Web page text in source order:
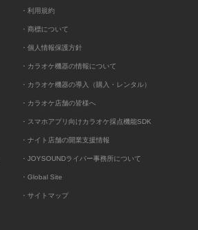
・利用規約
・商標について
・個人情報保護方針
・カラオケ機器の情報について
・カラオケ機器の導入（購入・レンタル）
・カラオケ店舗の皆様へ
・スマホアプリ向けカラオケ採点機能SDK
・ナイト店舗の開業支援情報
・JOYSOUNDライバー事務所について
・Global Site
・サイトマップ